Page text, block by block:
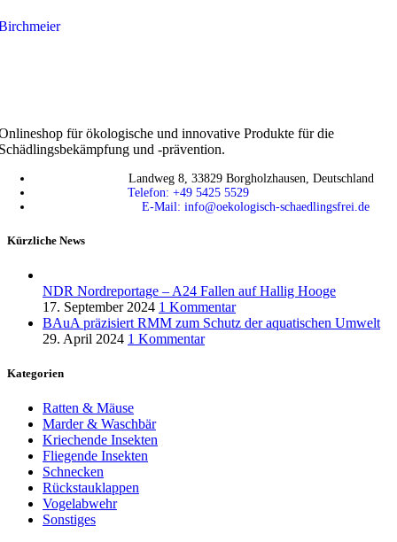
für ökologische und innovative Produkte für die
und -prävention.
Landweg 8, 33829 Borgholzhausen, Deutschland
Telefon: +49 5425 5529
E-Mail: info@oekologisch-schaedlingsfrei.de
Kürzliche News
NDR Nordreportage – A24 Fallen auf Hallig Hooge
17. September 2024 1 Kommentar
BAuA präzisiert RMM zum Schutz der aquatischen Umwelt
29. April 2024 1 Kommentar
Kategorien
Ratten & Mäuse
Marder & Waschbär
Kriechende Insekten
Fliegende Insekten
Schnecken
Rückstauklappen
Vogelabwehr
Sonstiges